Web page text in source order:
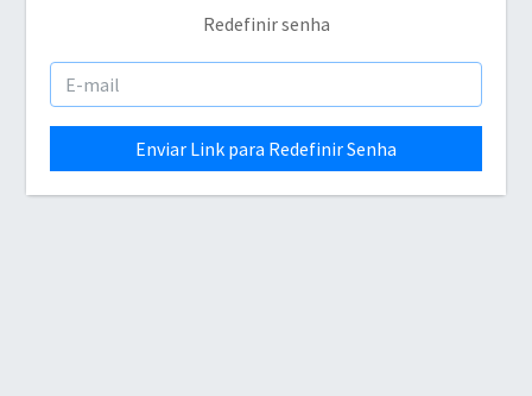
Redefinir senha
Enviar Link para Redefinir Senha